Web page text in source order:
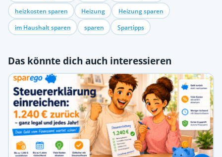
heizkosten sparen Heizung Heizung sparen
im Haushalt sparen sparen Spartipps
Das könnte dich auch interessieren